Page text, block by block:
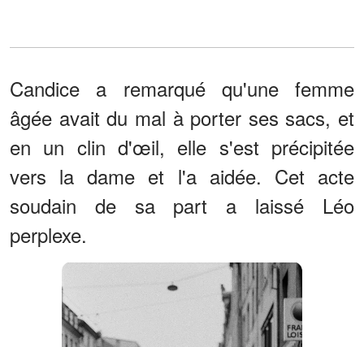
Candice a remarqué qu'une femme
âgée avait du mal à porter ses sacs, et
en un clin d'œil, elle s'est précipitée
vers la dame et l'a aidée. Cet acte
soudain de sa part a laissé Léo
perplexe.